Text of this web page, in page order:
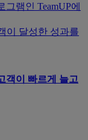
램인 TeamUP에
이 달성한 성과를
객이 빠르게 늘고